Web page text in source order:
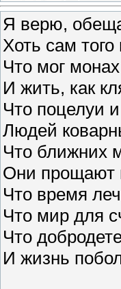
Я верю,
Хоть сам
Что мог
И жить, как
Что поцелуи
Людей
Что ближних
Они прощают
Что время
Что мир для
Что
И жизнь